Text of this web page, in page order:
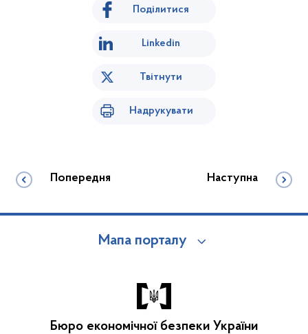
Поділитися
Linkedin
Твітнути
Надрукувати
Попередня Наступна
Мапа порталу
Бюро економічної безпеки України